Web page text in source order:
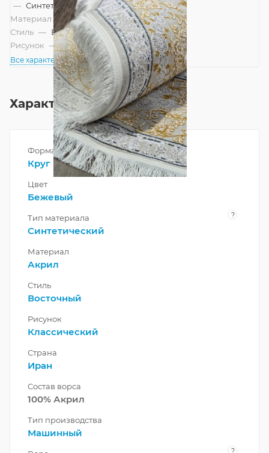
— Синтетический
Материал
—
Акрил
Стиль — Восточный
Рисунок — Классический
Все характеристики
Характеристики
Форма
Круг
Цвет
Бежевый
Тип материала ?
Синтетический
Материал
Акрил
Стиль
Восточный
Рисунок
Классический
Страна
Иран
Состав ворса
100% Акрил
Тип производства
Машинный
?